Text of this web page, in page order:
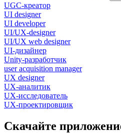
UGC-креатор
UI designer
UI developer
UI/UX-designer
UI/UX web designer
UI-дизайнер
Unity-разработчик
user acquisition manager
UX designer
UX-аналитик
UX-исследователь
UX-проектировщик
Скачайте